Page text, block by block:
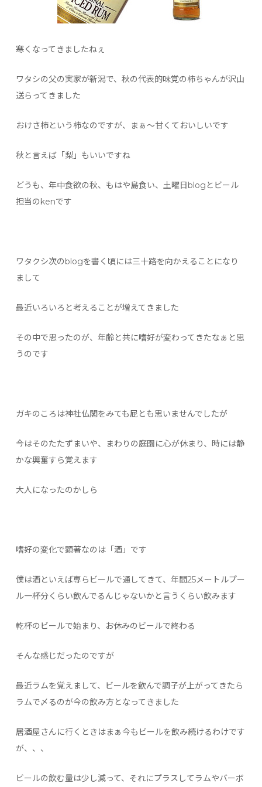
寒くなってきましたねぇ
ワタシの父の実家が新潟で、秋の代表的味覚の柿ちゃんが沢山
送らってきました
おけさ柿という柿なのですが、まぁ～甘くておいしいです
秋と言えば「梨」もいいですね
どうも、年中食欲の秋、もはや島食い、土曜日blogとビール
担当のkenです
ワタクシ次のblogを書く頃には三十路を向かえることになり
まして
最近いろいろと考えることが増えてきました
その中で思ったのが、年齢と共に嗜好が変わってきたなぁと思
うのです
ガキのころは神社仏閣をみても屁とも思いませんでしたが
今はそのたたずまいや、まわりの庭園に心が休まり、時には静
かな興奮すら覚えます
大人になったのかしら
嗜好の変化で顕著なのは「酒」です
僕は酒といえば専らビールで通してきて、年間25メートルプー
ル一杯分くらい飲んでるんじゃないかと言うくらい飲みます
乾杯のビールで始まり、お休みのビールで終わる
そんな感じだったのですが
最近ラムを覚えまして、ビールを飲んで調子が上がってきたら
ラムで〆るのが今の飲み方となってきました
居酒屋さんに行くときはまぁ今もビールを飲み続けるわけです
が、、、
ビールの飲む量は少し減って、それにプラスしてラムやバーボ